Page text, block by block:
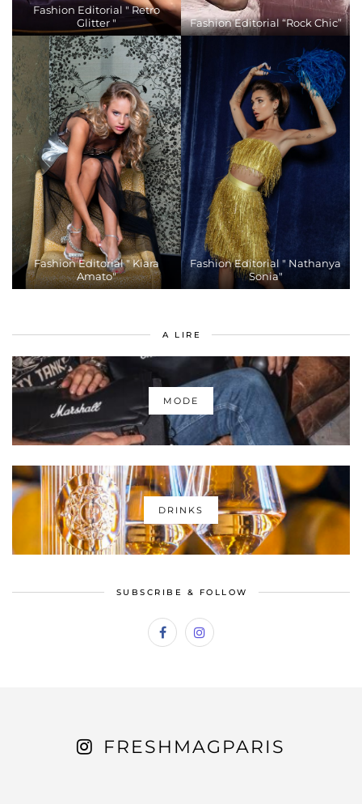
Fashion Editorial " Retro
Glitter "
Fashion Editorial “Rock Chic”
Fashion Editorial " Kiara
Amato"
Fashion Editorial " Nathanya
Sonia"
A LIRE
MODE
DRINKS
SUBSCRIBE & FOLLOW
FRESHMAGPARIS